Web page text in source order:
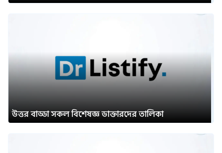
উত্তর বাড্ডা সকল বিশেষজ্ঞ ডাক্তারদের তালিকা